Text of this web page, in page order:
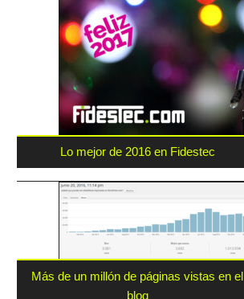
Lo mejor de 2016 en Fidestec
Más de un millón de páginas vistas en el
blog